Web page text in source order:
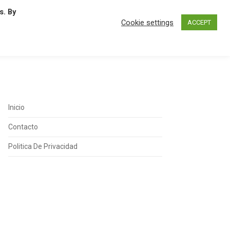
N
Inicio
Contacto
Politica De Privacidad
By
Cookie settings ACCEPT